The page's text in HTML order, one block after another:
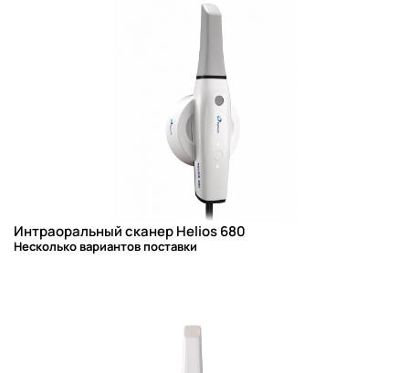
Интраоральный сканер Helios 680
Несколько вариантов поставки